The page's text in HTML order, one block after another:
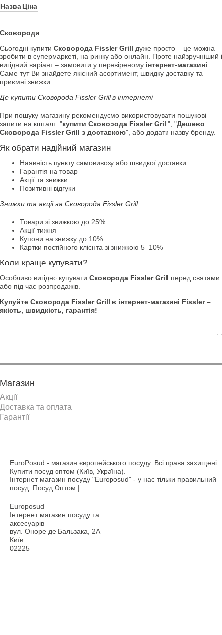
НазваЦіна
Сковороди
Сьогодні купити Сковорода Fissler Grill дуже просто – це можна
зробити в супермаркеті, на ринку або онлайн. Проте найзручніший і
вигідний варіант – замовити у перевіреному інтернет-магазині
Саме тут Ви знайдете якісний асортимент, швидку доставку та
приємні знижки.
Де купити Сковорода Fissler Grill в інтернеті
При пошуку магазину рекомендуємо використовувати пошукові
запити на кшталт: "купити Сковорода Fissler Grill", "Дешево
Сковорода Fissler Grill з доставкою", або додати назву бренду.
Як обрати надійний магазин
Наявність пункту самовивозу або швидкої доставки
Гарантія на товар
Акції та знижки
Позитивні відгуки
Знижки та акції на Сковорода Fissler Grill
Товари зі знижкою до 25%
Акції тижня
Купони на знижку до 10%
Картки постійного клієнта зі знижкою 5–10%
Коли краще купувати?
Особливо вигідно купувати Сковорода Fissler Grill перед святами
або під час розпродажів.
Купуйте Сковорода Fissler Grill в інтернет-магазині Fissler –
якість, швидкість, гарантія!
Магазин
Акції
Доставка та оплата
Гарантії
EuroPosud - магазин європейського посуду. Всі права захищені.
Купити посуд оптом (Київ, Україна).
Інтернет магазин посуду "Europosud" - у нас тільки правильний
посуд. Посуд Оптом |
Europosud
Інтернет магазин посуду та
аксесуарів
вул. Оноре де Бальзака, 2А
Київ
02225